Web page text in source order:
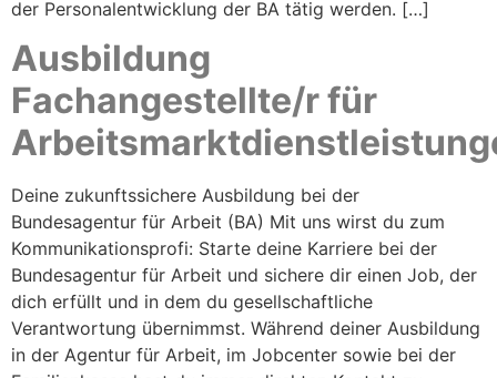
der Personalentwicklung der BA tätig werden. […]
Ausbildung
Fachangestellte/r für
Deine zukunftssichere Ausbildung bei der
Bundesagentur für Arbeit (BA) Mit uns wirst du zum
Kommunikationsprofi: Starte deine Karriere bei der
Bundesagentur für Arbeit und sichere dir einen Job, der
dich erfüllt und in dem du gesellschaftliche
Verantwortung übernimmst. Während deiner Ausbildung
in der Agentur für Arbeit, im Jobcenter sowie bei der